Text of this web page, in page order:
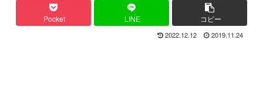
Pocket LINE コピー
2022.12.12 2019.11.24